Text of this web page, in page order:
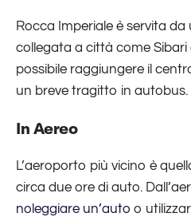
Rocca Imperiale è servita
collegata a città come Sibari
possibile raggiungere il
un breve tragitto in autobus.
In Aereo
L’aeroporto più vicino è
circa due ore di auto.
noleggiare un’auto o